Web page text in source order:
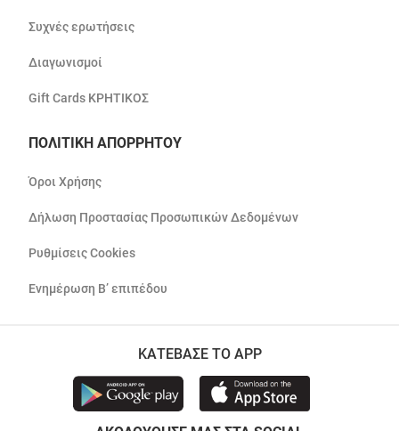
Συχνές ερωτήσεις
Διαγωνισμοί
Gift Cards ΚΡΗΤΙΚΟΣ
ΠΟΛΙΤΙΚΗ ΑΠΟΡΡΗΤΟΥ
Όροι Χρήσης
Δήλωση Προστασίας Προσωπικών Δεδομένων
Ρυθμίσεις Cookies
Ενημέρωση Β’ επιπέδου
ΚΑΤΕΒΑΣΕ ΤΟ APP